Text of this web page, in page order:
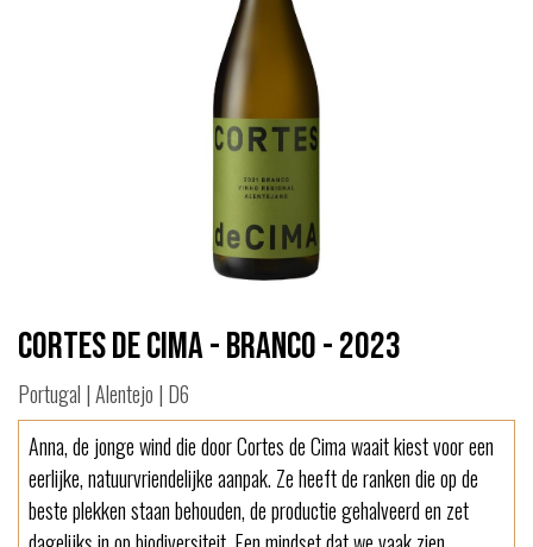
Cortes de Cima - Branco - 2023
Portugal | Alentejo | D6
Anna, de jonge wind die door Cortes de Cima waait kiest voor een
eerlijke, natuurvriendelijke aanpak. Ze heeft de ranken die op de
beste plekken staan behouden, de productie gehalveerd en zet